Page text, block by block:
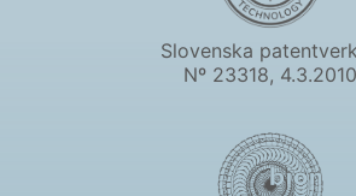
Slovenska
Nº 23318, 4.3.2010